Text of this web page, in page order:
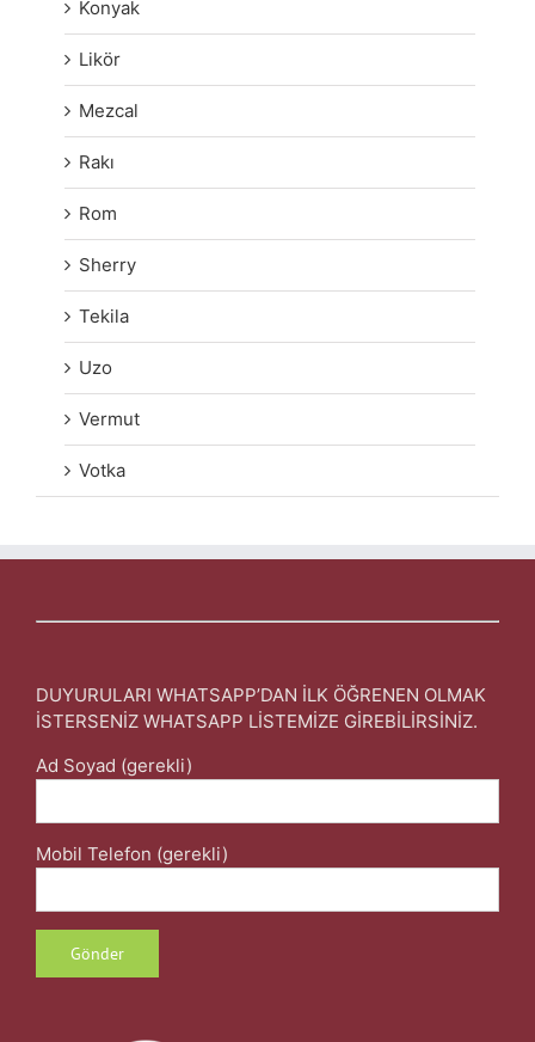
Konyak
Likör
Mezcal
Rakı
Rom
Sherry
Tekila
Uzo
Vermut
Votka
DUYURULARI WHATSAPP’DAN İLK ÖĞRENEN OLMAK
İSTERSENİZ WHATSAPP LİSTEMİZE GİREBİLİRSİNİZ.
Ad Soyad (gerekli)
Mobil Telefon (gerekli)